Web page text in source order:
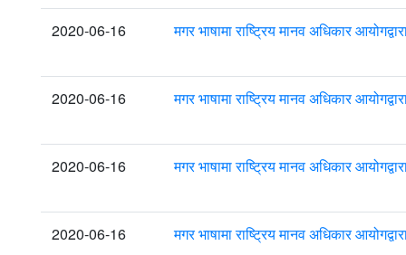
2020-06-16 मगर भाषामा राष्ट्रिय मानव अधिकार
2020-06-16 मगर भाषामा राष्ट्रिय मानव अधिकार
2020-06-16 मगर भाषामा राष्ट्रिय मानव अधिकार
2020-06-16 मगर भाषामा राष्ट्रिय मानव अधिकार